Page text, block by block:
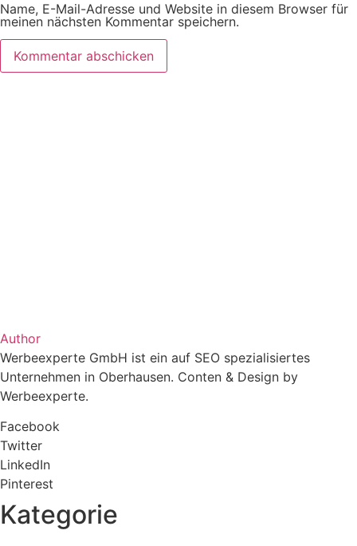
Name, E-Mail-Adresse und Website in diesem Browser für
meinen nächsten Kommentar speichern.
Author
Werbeexperte GmbH ist ein auf SEO spezialisiertes
Unternehmen in Oberhausen. Conten & Design by
Werbeexperte.
Facebook
Twitter
LinkedIn
Pinterest
Kategorie